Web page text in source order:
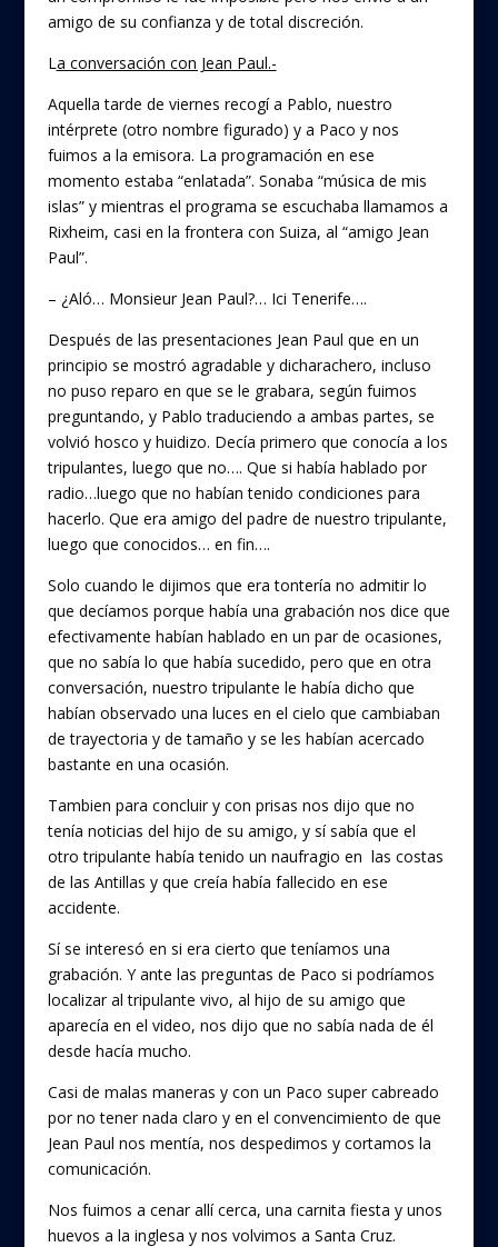
amigo de su confianza y de total discreción.
La conversación con Jean Paul.-
Aquella tarde de viernes recogí a Pablo, nuestro
intérprete (otro nombre figurado) y a Paco y nos
fuimos a la emisora. La programación en ese
momento estaba “enlatada”. Sonaba “música de mis
islas” y mientras el programa se escuchaba llamamos a
Rixheim, casi en la frontera con Suiza, al “amigo Jean
Paul”.
– ¿Aló… Monsieur Jean Paul?… Ici Tenerife….
Después de las presentaciones Jean Paul que en un
principio se mostró agradable y dicharachero, incluso
no puso reparo en que se le grabara, según fuimos
preguntando, y Pablo traduciendo a ambas partes, se
volvió hosco y huidizo. Decía primero que conocía a los
tripulantes, luego que no…. Que si había hablado por
radio…luego que no habían tenido condiciones para
hacerlo. Que era amigo del padre de nuestro tripulante,
luego que conocidos… en fin….
Solo cuando le dijimos que era tontería no admitir lo
que decíamos porque había una grabación nos dice que
efectivamente habían hablado en un par de ocasiones,
que no sabía lo que había sucedido, pero que en otra
conversación, nuestro tripulante le había dicho que
habían observado una luces en el cielo que cambiaban
de trayectoria y de tamaño y se les habían acercado
bastante en una ocasión.
Tambien para concluir y con prisas nos dijo que no
tenía noticias del hijo de su amigo, y sí sabía que el
otro tripulante había tenido un naufragio en las costas
de las Antillas y que creía había fallecido en ese
accidente.
Sí se interesó en si era cierto que teníamos una
grabación. Y ante las preguntas de Paco si podríamos
localizar al tripulante vivo, al hijo de su amigo que
aparecía en el video, nos dijo que no sabía nada de él
desde hacía mucho.
Casi de malas maneras y con un Paco super cabreado
por no tener nada claro y en el convencimiento de que
Jean Paul nos mentía, nos despedimos y cortamos la
comunicación.
Nos fuimos a cenar allí cerca, una carnita fiesta y unos
huevos a la inglesa y nos volvimos a Santa Cruz.